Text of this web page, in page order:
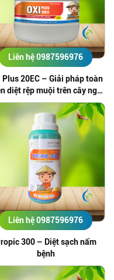
Liên hệ 0987596976
Plus 20EC – Giải pháp toàn
diệt rệp muội trên cây ngô
và sâu hại phổ biến
Liên hệ 0987596976
300 – Diệt sạch nấm
bệnh